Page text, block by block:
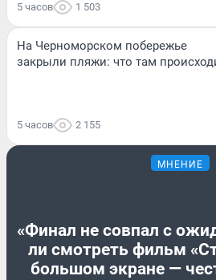
5 часов 1 503
На Черноморском побережье
закрыли пляжи: что там
5 часов 2 155
МНЕНИЕ
«Финал не совпал с
ли смотреть фильм
большом экране —